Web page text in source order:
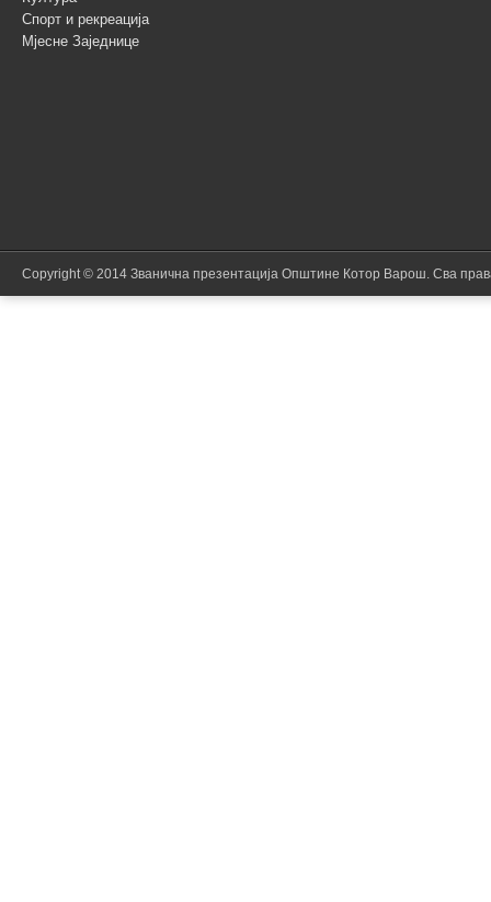
Спорт и рекреација
Мјесне Заједнице
Copyright © 2014 Званична презентација Општине Котор Варош. Сва